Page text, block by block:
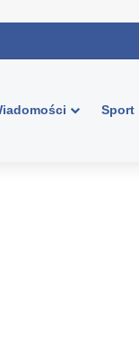
Sport